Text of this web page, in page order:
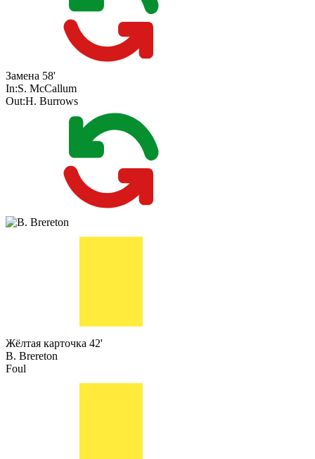
Замена 58'
In:S. McCallum
Out:H. Burrows
Жёлтая карточка 42'
B. Brereton
Foul